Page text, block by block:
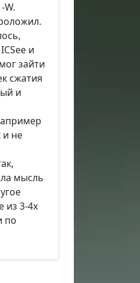
W.
и
зайти
сжатия
и
и не
мысль
из 3-4х
по